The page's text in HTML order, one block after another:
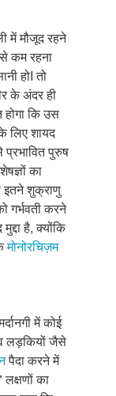
में मौजूद रहने
कम रहना
होI तो
के अंदर ही
होगा कि उस
लिए शायद
प्रभावित पुरुष
का
शुक्राणु
गर्भवती करने
है, क्योंकि
मोनोरचिज़म
में कोई
लड़कियों जैसे
पैदा करने में
का